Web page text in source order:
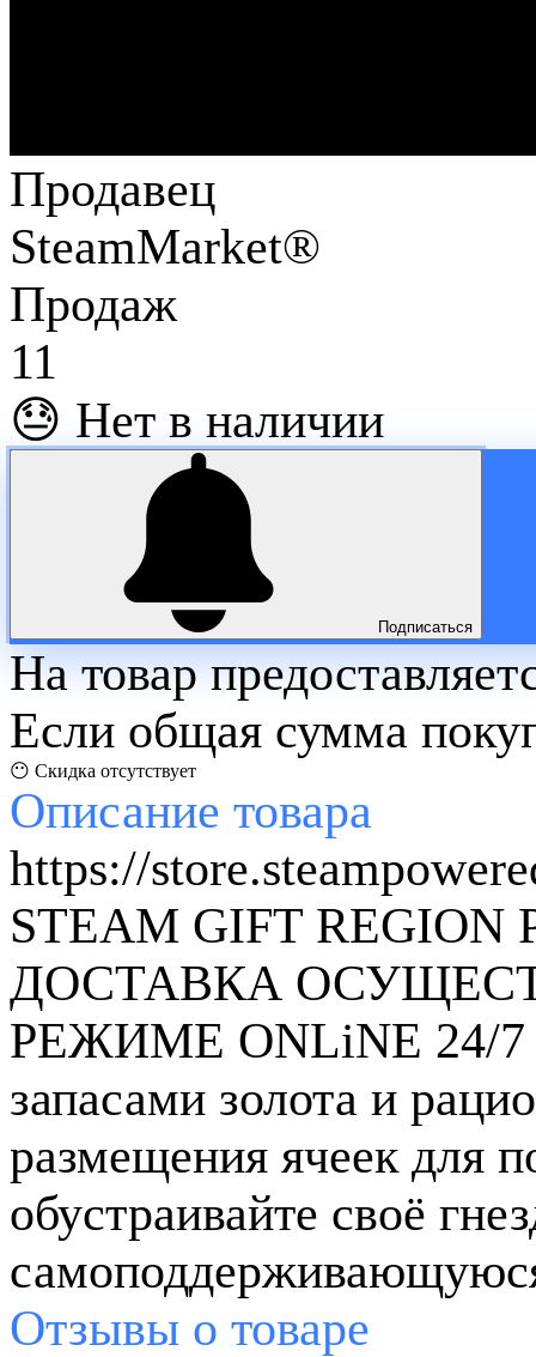
Продавец
SteamMarket®
Продаж
11
😓 Нет в наличии
Подписаться
На товар
Если общая сумма
😶 Скидка отсутствует
Описание товара
https://
STEAM GIFT
ДОСТАВКА
РЕЖИМЕ ONLiNE 24/
запасами золота и
размещения ячеек для
обустраивайте своё
Отзывы о товаре